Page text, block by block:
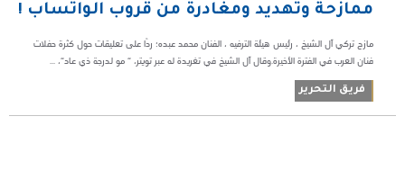
ممازحة وتهديد ومغادرة من قروب الواتساب !
مازح تركي آل الشيخ ، رئيس هيئة الترفيه ، الفنان محمد عبده؛ ردًا على تعليقات حول كثرة حفلات
فنان العرب في الفترة الأخيرة.وقال آل الشيخ في تغريدة له عبر تويتر، “ مو لدرجة ذي عاد“، ...
فريق التحرير